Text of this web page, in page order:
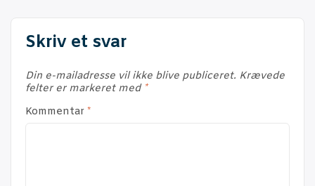
Skriv et svar
Din e-mailadresse vil ikke blive publiceret. Krævede
felter er markeret med *
Kommentar *